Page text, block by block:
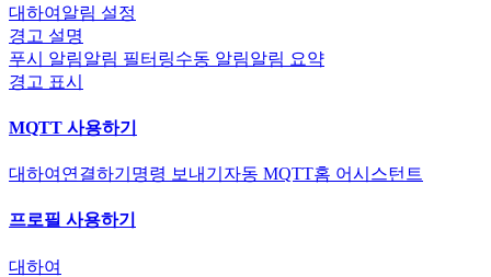
대하여 알림 설정
경고 설명
푸시 알림알림 필터링수동 알림알림 요약
경고 표시
MQTT 사용하기
대하여 연결하기 명령 보내기 자동 MQTT홈 어시스턴트
프로필 사용하기
대하여